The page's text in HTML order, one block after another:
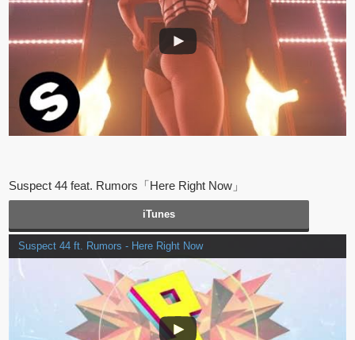
Suspect 44 feat. Rumors「Here Right Now」
iTunes
Suspect 44 ft. Rumors - Here Right Now